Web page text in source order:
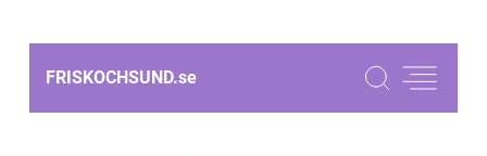
FRISKOCHSUND.se